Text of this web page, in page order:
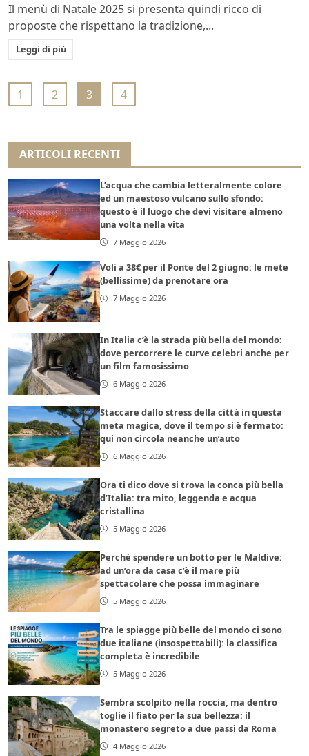
Il menù di Natale 2025 si presenta quindi ricco di
proposte che rispettano la tradizione,...
Leggi di più
1 2 3 4
ARTICOLI RECENTI
L’acqua che cambia letteralmente colore
ed un maestoso vulcano sullo sfondo:
questo è il luogo che devi visitare almeno
una volta nella vita
7 Maggio 2026
Voli a 38€ per il Ponte del 2 giugno: le mete
(bellissime) da prenotare ora
7 Maggio 2026
In Italia c’è la strada più bella del mondo:
dove percorrere le curve celebri anche per
un film famosissimo
6 Maggio 2026
Staccare dallo stress della città in questa
meta magica, dove il tempo si è fermato:
qui non circola neanche un’auto
6 Maggio 2026
Ora ti dico dove si trova la conca più bella
d’Italia: tra mito, leggenda e acqua
cristallina
5 Maggio 2026
Perché spendere un botto per le Maldive:
ad un’ora da casa c’è il mare più
spettacolare che possa immaginare
5 Maggio 2026
Tra le spiagge più belle del mondo ci sono
due italiane (insospettabili): la classifica
completa è incredibile
5 Maggio 2026
Sembra scolpito nella roccia, ma dentro
toglie il fiato per la sua bellezza: il
monastero segreto a due passi da Roma
4 Maggio 2026